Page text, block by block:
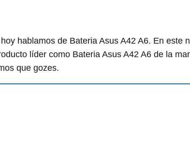
hablamos de Bateria Asus A42 A6. En este
líder como Bateria Asus A42 A6 de la
que gozes.